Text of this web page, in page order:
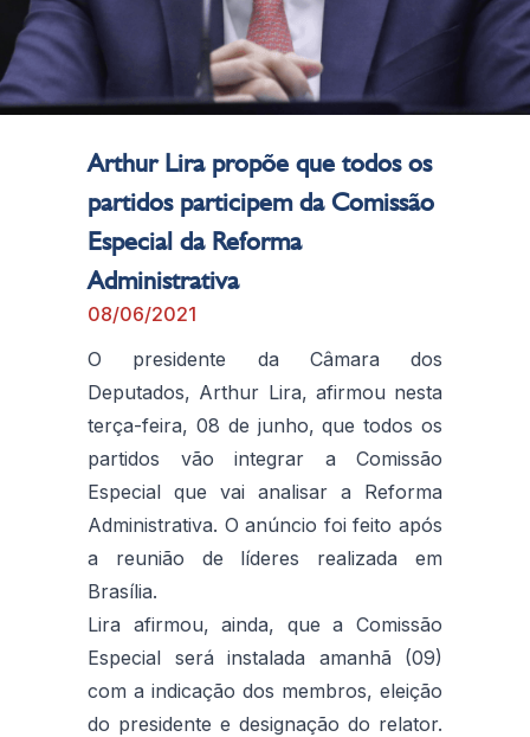
Arthur Lira propõe que todos os
partidos participem da Comissão
Especial da Reforma
Administrativa
08/06/2021
O presidente da Câmara dos
Deputados, Arthur Lira, afirmou nesta
terça-feira, 08 de junho, que todos os
partidos vão integrar a Comissão
Especial que vai analisar a Reforma
Administrativa. O anúncio foi feito após
a reunião de líderes realizada em
Brasília.
Lira afirmou, ainda, que a Comissão
Especial será instalada amanhã (09)
com a indicação dos membros, eleição
do presidente e designação do relator.